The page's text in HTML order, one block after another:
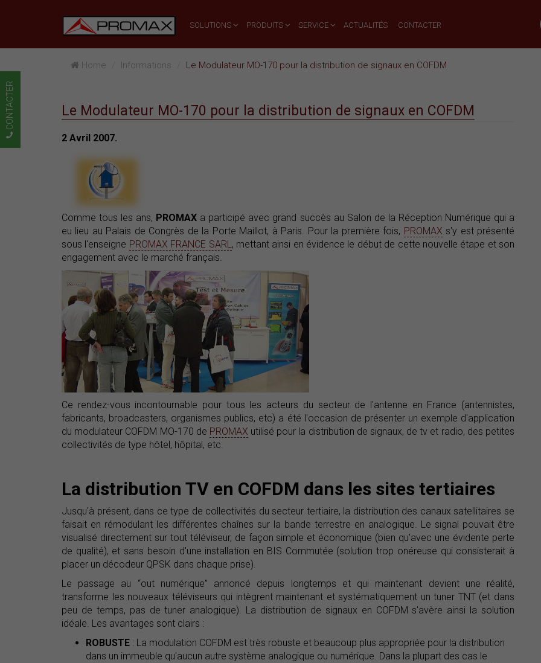
SOLUTIONS PRODUITS SERVICE ACTUALITÉS CONTACTER
Home Informations Le Modulateur MO-170 pour la distribution de signaux en COFDM
Le Modulateur MO-170 pour la distribution de signaux en COFDM
2 Avril 2007.
Comme tous les ans, PROMAX a participé avec grand succès au Salon de la Réception Numérique qui a
eu lieu au Palais de Congrès de la Porte Maillot, à Paris. Pour la première fois, PROMAX s'y est présenté
sous l'enseigne PROMAX FRANCE SARL, mettant ainsi en évidence le début de cette nouvelle étape et son
engagement avec le marché français.
Ce rendez-vous incontournable pour tous les acteurs du secteur de l'antenne en France (antennistes,
fabricants, broadcasters, organismes publics, etc) a été l'occasion de présenter un exemple d'application
du modulateur COFDM MO-170 de PROMAX utilisé pour la distribution de signaux, de tv et radio, des petites
collectivités de type hôtel, hôpital, etc.
La distribution TV en COFDM dans les sites tertiaires
Jusqu'à présent, dans ce type de collectivités du secteur tertiaire, la distribution des canaux satellitaires se
faisait en rémodulant les différentes chaînes sur la bande terrestre en analogique. Le signal pouvait être
visualisé directement sur tout téléviseur, de façon simple et économique (bien qu'avec une évidente perte
de qualité), et sans besoin d'une installation en BIS Commutée (solution trop onéreuse qui consisterait à
placer un décodeur QPSK dans chaque prise).
Le passage au “out numérique” annoncé depuis longtemps et qui maintenant devient une réalité,
transforme les nouveaux téléviseurs qui intègrent maintenant et systématiquement un tuner TNT (et dans
peu de temps, pas de tuner analogique). La distribution de signaux en COFDM s'avère ainsi la solution
idéale. Les avantages sont clairs :
ROBUSTE : La modulation COFDM est très robuste et beaucoup plus appropriée pour la distribution
dans un immeuble qu'aucun autre système analogique ou numérique. Dans la plupart des cas le
CONTACTER